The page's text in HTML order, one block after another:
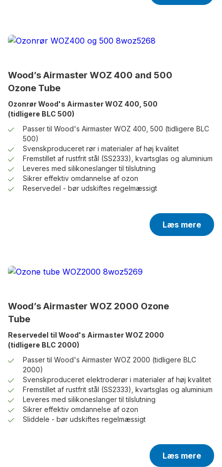
Wood’s Airmaster WOZ 400 and 500
Ozone Tube
Ozonrør Wood's Airmaster WOZ 400, 500
(tidligere BLC 500)
Passer til Wood's Airmaster WOZ 400, 500 (tidligere BLC
500)
Svenskproduceret rør i materialer af høj kvalitet
Fremstillet af rustfrit stål (SS2333), kvartsglas og aluminium
Leveres med silikoneslanger til tilslutning
Sikrer effektiv omdannelse af ozon
Reservedel - bør udskiftes regelmæssigt
Læs mere
Wood’s Airmaster WOZ 2000 Ozone
Tube
Reservedel til Wood's Airmaster WOZ 2000
(tidligere BLC 2000)
Passer til Wood's Airmaster WOZ 2000 (tidligere BLC
2000)
Svenskproduceret elektroderør i materialer af høj kvalitet
Fremstillet af rustfrit stål (SS2333), kvartsglas og aluminium
Leveres med silikoneslanger til tilslutning
Sikrer effektiv omdannelse af ozon
Sliddele - bør udskiftes regelmæssigt
Læs mere